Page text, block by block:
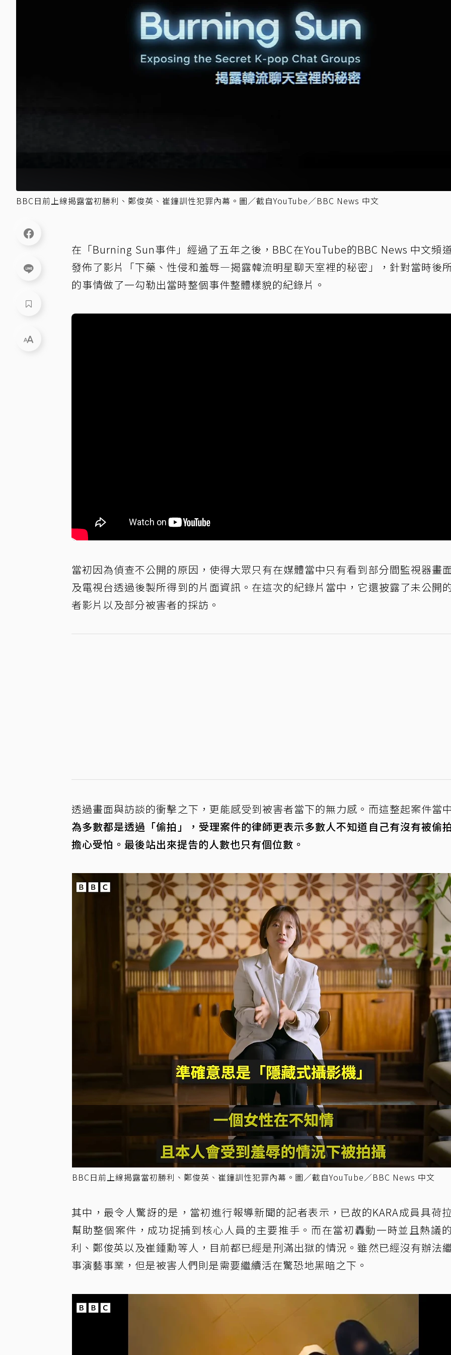
BBC日前上線揭露當初勝利、鄭俊英、崔鐘訓性犯罪內幕。圖／截自YouTube／BBC News 中文
在「Burning Sun事件」經過了五年之後，BBC在YouTube的BBC News 中文頻
發佈了影片「下藥、性侵和羞辱—揭露韓流明星聊天室裡的秘密」，針對當時後
的事情做了一勾勒出當時整個事件整體樣貌的紀錄片。
當初因為偵查不公開的原因，使得大眾只有在媒體當中只有看到部分間監視器畫
及電視台透過後製所得到的片面資訊。在這次的紀錄片當中，它還披露了未公開
者影片以及部分被害者的採訪。
透過畫面與訪談的衝擊之下，更能感受到被害者當下的無力感。而這整起案件當
為多數都是透過「偷拍」，受理案件的律師更表示多數人不知道自己有沒有被偷
擔心受怕。最後站出來提告的人數也只有個位數。
BBC日前上線揭露當初勝利、鄭俊英、崔鐘訓性犯罪內幕。圖／截自YouTube／BBC News 中文
其中，最令人驚訝的是，當初進行報導新聞的記者表示，已故的KARA成員具荷
幫助整個案件，成功捉捕到核心人員的主要推手。而在當初轟動一時並且熱議
利、鄭俊英以及崔鍾勳等人，目前都已經是刑滿出獄的情況。雖然已經沒有辦法
事演藝事業，但是被害人們則是需要繼續活在驚恐地黑暗之下。